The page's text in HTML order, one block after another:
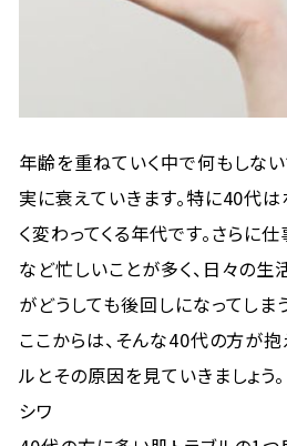
年齢を重ねていく中で何もしな
実に衰えていきます。特に40代
く変わってくる年代です。さらに
など忙しいことが多く、日々の
がどうしても後回しになってしま
ここからは、そんな40代の方が
ルとその原因を見ていきましょう。
シワ